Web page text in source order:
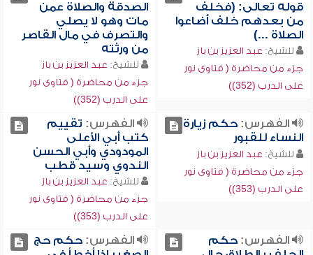
قوله تعالى: (فخلف
من بعدهم خلف أضاعوا
الصلاة ...)
للشيخ: عبد العزيز بن باز
جزء من محاضرة ( فتاوى نور
على الدرب (352))
الصدقة والصلاة عمن
مات وهو لا يصلي
والتصرف في مال القاصر
من ورثته
للشيخ: عبد العزيز بن باز
جزء من محاضرة ( فتاوى نور
على الدرب (352))
الفهرس:حكم زيارة
النساء للقبور
للشيخ: عبد العزيز بن باز
جزء من محاضرة ( فتاوى نور
على الدرب (353))
الفهرس: تقييم
كتب أبي الأعلى
المودودي وأبي الحسن
الندوي وسيد قطب
للشيخ: عبد العزيز بن باز
جزء من محاضرة ( فتاوى نور
على الدرب (353))
الفهرس:حكم
الفهرس:حكم حج